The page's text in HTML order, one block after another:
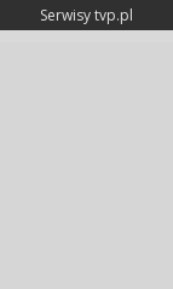
Serwisy tvp.pl